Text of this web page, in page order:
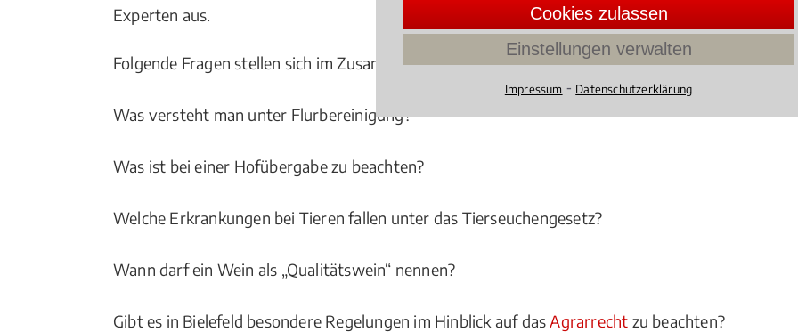
Experten aus.
Folgende Fragen stellen sich im Zusammenhang mit dem Agrarrecht:
Was versteht man unter Flurbereinigung?
Was ist bei einer Hofübergabe zu beachten?
Welche Erkrankungen bei Tieren fallen unter das Tierseuchengesetz?
Wann darf ein Wein als „Qualitätswein“ nennen?
Gibt es in Bielefeld besondere Regelungen im Hinblick auf dasAgrarrecht zu beachten?
Cookies zulassen
Einstellungen verwalten
Impressum ⁃ Datenschutzerklärung